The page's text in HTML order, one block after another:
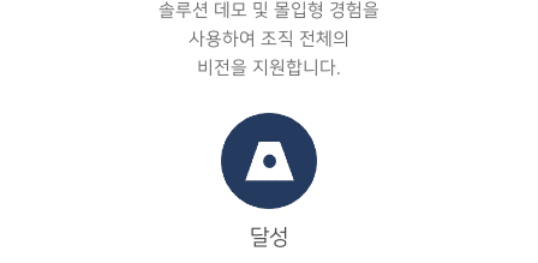
솔루션 데모 및 몰입형 경험을
사용하여 조직 전체의
비전을 지원합니다.
달성